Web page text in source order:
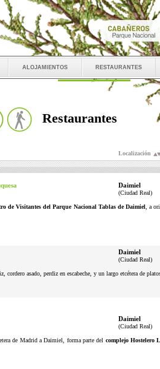
alojamientos restaurantes
Restaurantes
Localización
Daimiel
(Ciudad Real)
de Visitantes del Parque Nacional Tablas de Daimiel, a
Daimiel
(Ciudad Real)
cordero asado, perdiz en escabeche, y un largo etcétera de
Daimiel
(Ciudad Real)
de Madrid a Daimiel, forma parte del complejo Hostelero